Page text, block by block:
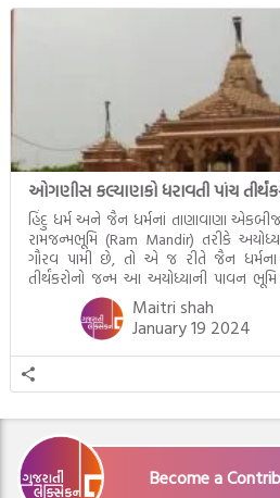
હિંદુ ધર્મ અને જૈન ધર્મનાં તાણાવાણા
રામજન્મભૂમિ (Ram Mandir) તરીકે
ગૌરવ પામી છે, તો એ જ રીતે જૈન ધર્મના
તીર્થંકરોનો જન્મ આ અયોધ્યાની પાવન
તીર્થંકરોમાંથી પાંચ-પાંચ તીર્થંકરોનાં
જીવનની ચ્યવન(માતાના […]
Maitri shah
January 19 2024
Become a